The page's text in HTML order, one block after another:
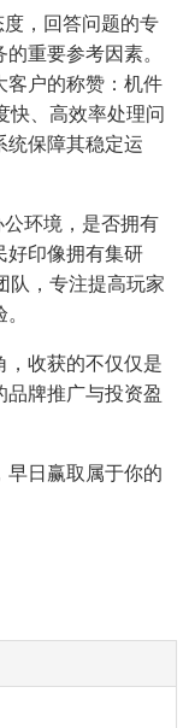
，回答问题的专
重要参考因素。
客户的称赞：机件
快、高效率处理问
统保障其稳定运
环境，是否拥有
好印像拥有集研
队，专注提高玩家
收获的不仅仅是
牌推广与投资盈
日赢取属于你的